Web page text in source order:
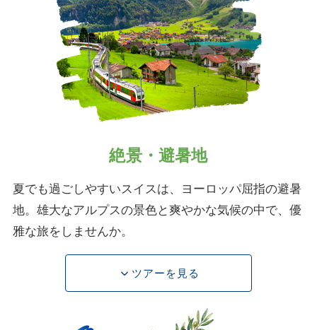
絶景・避暑地
夏でも過ごしやすいスイスは、ヨーロッパ屈指の避暑
地。雄大なアルプスの景色と爽やかな気候の中で、優
雅な旅をしませんか。
ツアーを見る